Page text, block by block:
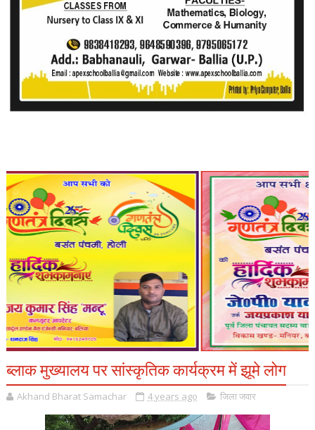
ब्लाक मुख्यालय पर सांस्कृतिक कार्यक्रम में झूमे लोग
Akhand Bharat Samachar 4 years ago जिला जवार